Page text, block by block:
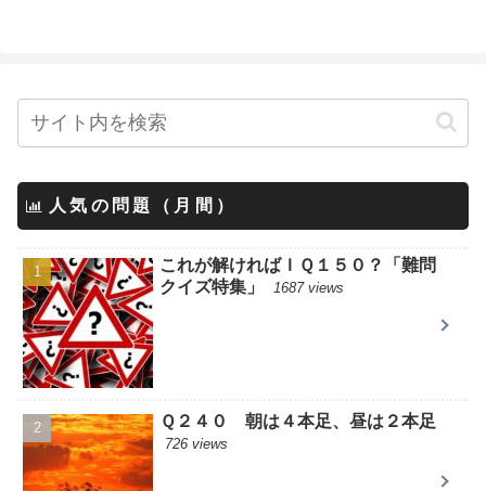
人気の問題（月間）
これが解ければＩＱ１５０？「難問
クイズ特集」
1687 views
Ｑ２４０ 朝は４本足、昼は２本足
726 views